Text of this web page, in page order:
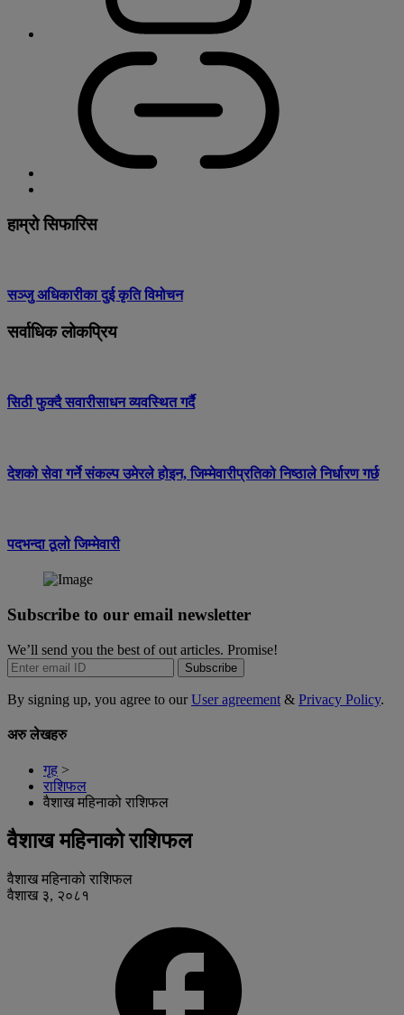
हाम्रो सिफारिस
सञ्जु अधिकारीका दुई कृति विमोचन
सर्वाधिक लोकप्रिय
सिठी फुक्दै सवारीसाधन व्यवस्थित गर्दै
देशको सेवा गर्ने संकल्प उमेरले होइन, जिम्मेवारीप्रतिको निष्ठाले निर्धारण गर्छ
पदभन्दा ठूलो जिम्मेवारी
Subscribe to our email newsletter
We’ll send you the best of out articles. Promise!
Subscribe
By signing up, you agree to ourUser agreement & Privacy Policy.
अरु लेखहरु
गृह >
राशिफल
वैशाख महिनाको राशिफल
वैशाख महिनाको राशिफल
वैशाख महिनाको राशिफल
वैशाख ३, २०८१